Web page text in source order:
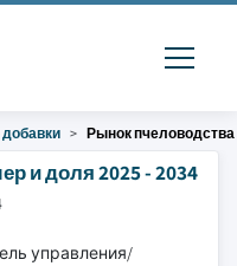
Рынок пчеловодства
и доля 2025 - 2034
управления/